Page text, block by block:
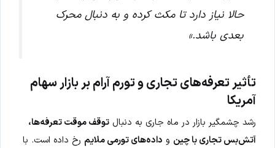
حالا نیاز دارد تا مکث کرده و به دنبال محرک
بعدی باشد.»
تأثیر تعرفه‌های تجاری و تورم آرام بر بازار سهام
آمریکا
رشد چشمگیر بازار در ماه جاری به دنبال توقف موقت تعرفه‌ها،
آتش‌بس تجاری با چین و داده‌های تورمی ملایم رخ داده است. با